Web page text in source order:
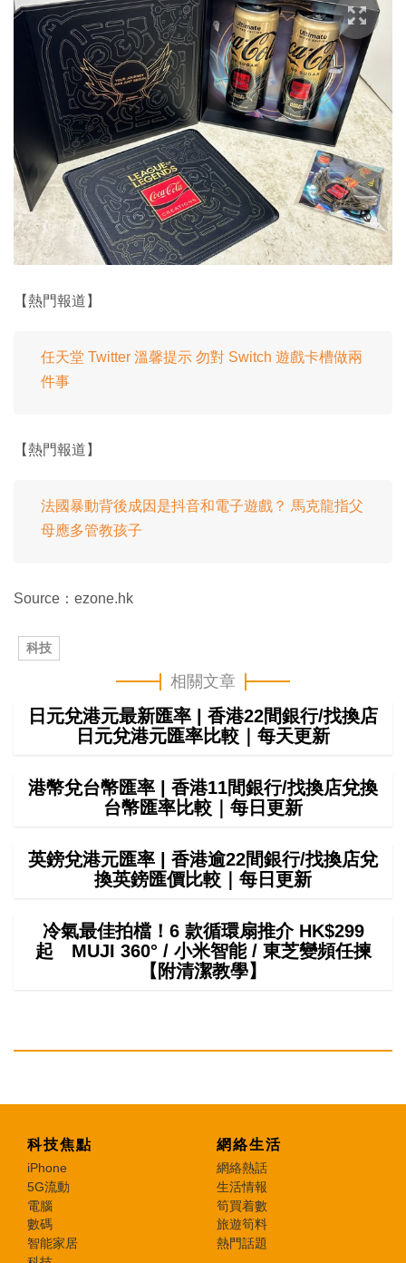
【熱門報道】
任天堂 Twitter 溫馨提示 勿對 Switch 遊戲卡槽做兩
件事
【熱門報道】
法國暴動背後成因是抖音和電子遊戲？ 馬克龍指父
母應多管教孩子
Source：ezone.hk
科技
相關文章
日元兌港元最新匯率 | 香港22間銀行/找換店
日元兌港元匯率比較｜每天更新
港幣兌台幣匯率 | 香港11間銀行/找換店兌換
台幣匯率比較｜每日更新
英鎊兌港元匯率 | 香港逾22間銀行/找換店兌
換英鎊匯價比較｜每日更新
冷氣最佳拍檔！6 款循環扇推介 HK$299
起 MUJI 360° / 小米智能 / 東芝變頻任揀
【附清潔教學】
科技焦點
iPhone
5G流動
電腦
數碼
智能家居
網絡生活
網絡熱話
生活情報
筍買着數
旅遊筍料
熱門話題